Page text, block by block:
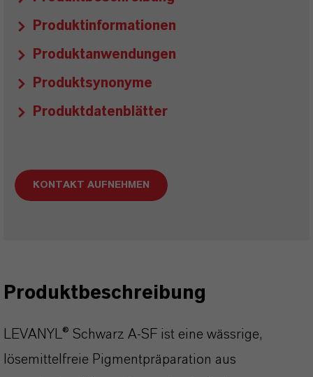
Produktinformationen
Produktanwendungen
Produktsynonyme
Produktdatenblätter
KONTAKT AUFNEHMEN
Produktbeschreibung
LEVANYL® Schwarz A-SF ist eine wässrige,
lösemittelfreie Pigmentpräparation aus